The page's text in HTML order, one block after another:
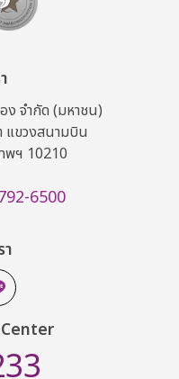
ง จำกัด (มหาชน)
แขวงสนามบิน
พฯ 10210
6500